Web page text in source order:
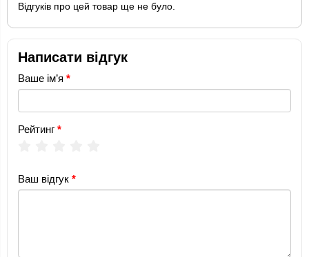
Відгуків про цей товар ще не було.
Написати відгук
Ваше ім’я
Рейтинг
Ваш відгук